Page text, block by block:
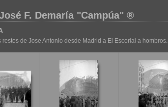
F. Demaría "Campúa" ®
restos de Jose Antonio desde Madrid a El Escorial a hombros.